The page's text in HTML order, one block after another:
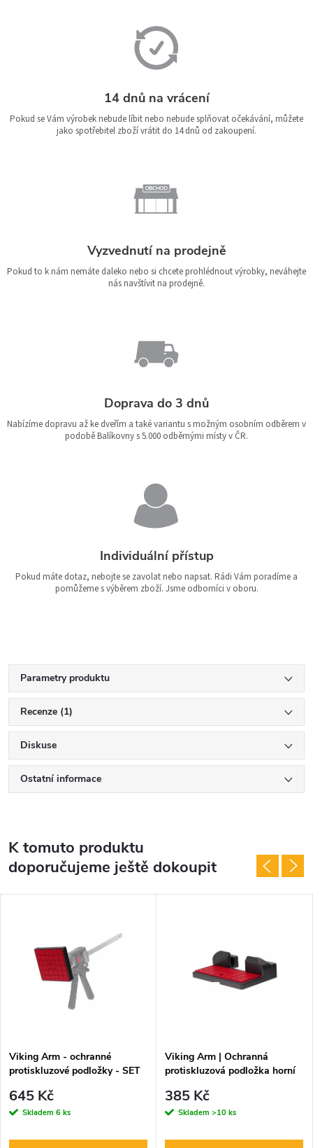
14 dnů na vrácení
Pokud se Vám výrobek nebude líbit nebo nebude splňovat očekávání, můžete
jako spotřebitel zboží vrátit do 14 dnů od zakoupení.
Vyzvednutí na prodejně
Pokud to k nám nemáte daleko nebo si chcete prohlédnout výrobky, neváhejte
nás navštívit na prodejně.
Doprava do 3 dnů
Nabízíme dopravu až ke dveřím a také variantu s možným osobním odběrem v
podobě Balíkovny s 5.000 odběrnými místy v ČR.
Individuální přístup
Pokud máte dotaz, nebojte se zavolat nebo napsat. Rádi Vám poradíme a
pomůžeme s výběrem zboží. Jsme odborníci v oboru.
Parametry produktu
Recenze (1)
Diskuse
Ostatní informace
K tomuto produktu
doporučujeme ještě dokoupit
Viking Arm - ochranné
protiskluzové podložky - SET
645 Kč
Skladem 6 ks
Viking Arm | Ochranná
protiskluzová podložka horní
385 Kč
Skladem >10 ks